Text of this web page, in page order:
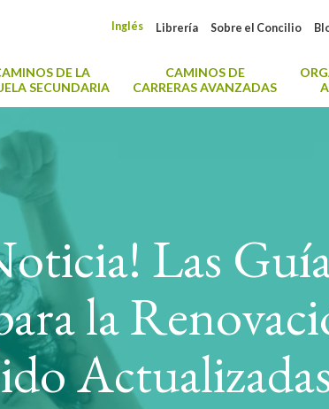
Sobre el Concilio
Librería
Inglés
DE LA
SECUNDARIA
CAMINOS DE
CARRERAS AVANZADAS
Las
la